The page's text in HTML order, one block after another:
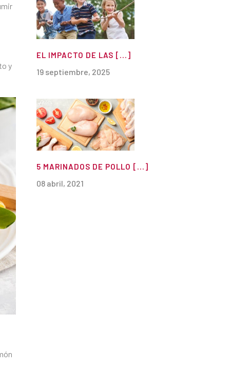
y
EL IMPACTO DE LAS [...]
19 septiembre, 2025
5 MARINADOS DE POLLO [...]
08 abril, 2021